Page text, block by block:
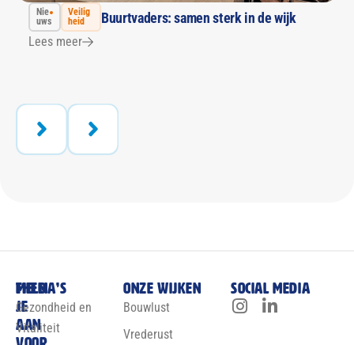
Nie
uws
Veilig
heid
Buurtvaders: samen sterk in de wijk
Lees meer
Meld
je
aan
Thema’s
Gezondheid en
Vitaliteit
Onze wijken
Bouwlust
Vrederust
Social media